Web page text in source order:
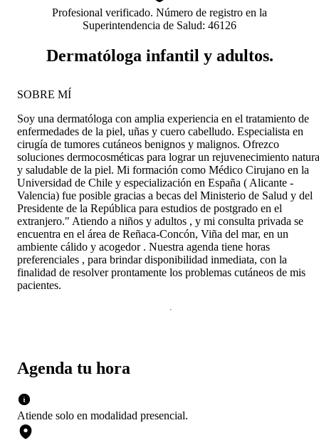
Profesional verificado. Número de registro en la
Superintendencia de Salud: 46126
Dermatóloga infantil y adultos.
Agenda tu hora
Atiende solo en modalidad presencial.
SOBRE MÍ
Soy una dermatóloga con amplia experiencia en el tratamiento de
enfermedades de la piel, uñas y cuero cabelludo. Especialista en
cirugía de tumores cutáneos benignos y malignos. Ofrezco
soluciones dermocosméticas para lograr un rejuvenecimiento
y saludable de la piel. Mi formación como Médico Cirujano en la
Universidad de Chile y especialización en España ( Alicante -
Valencia) fue posible gracias a becas del Ministerio de Salud y del
Presidente de la República para estudios de postgrado en el
extranjero." Atiendo a niños y adultos , y mi consulta privada se
encuentra en el área de Reñaca-Concón, Viña del mar, en un
ambiente cálido y acogedor . Nuestra agenda tiene horas
preferenciales , para brindar disponibilidad inmediata, con la
finalidad de resolver prontamente los problemas cutáneos de mis
pacientes.